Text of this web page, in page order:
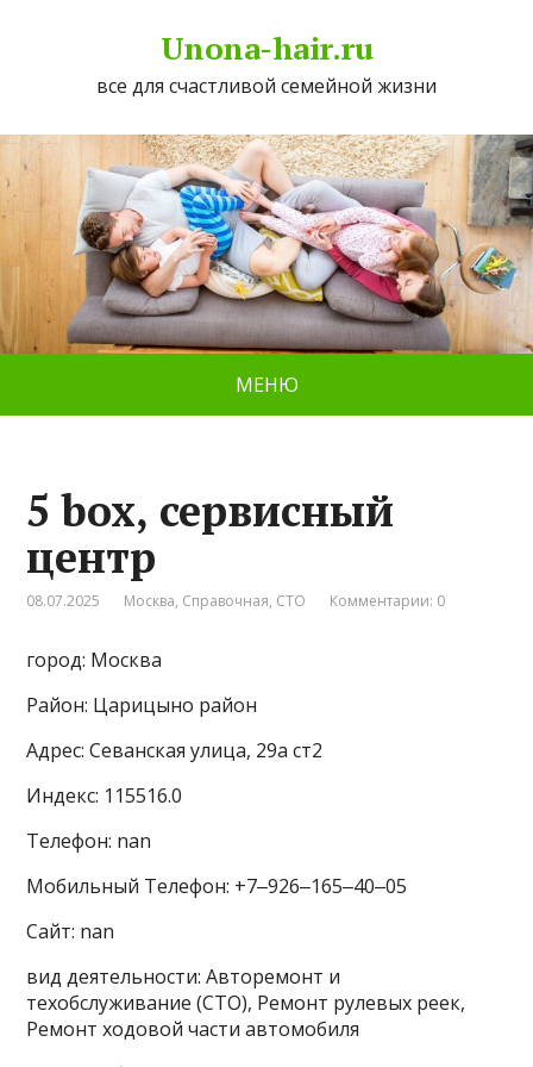
Unona-hair.ru
все для счастливой семейной жизни
МЕНЮ
5 box, сервисный
центр
08.07.2025 Москва, Справочная, СТО Комментарии: 0
город: Москва
Район: Царицыно район
Адрес: Севанская улица, 29а ст2
Индекс: 115516.0
Телефон: nan
Мобильный Телефон: +7‒926‒165‒40‒05
Сайт: nan
вид деятельности: Авторемонт и
техобслуживание (СТО), Ремонт рулевых реек,
Ремонт ходовой части автомобиля